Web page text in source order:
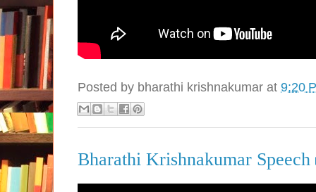
Posted by bharathi krishnakumar at 9:20
Bharathi Krishnakumar